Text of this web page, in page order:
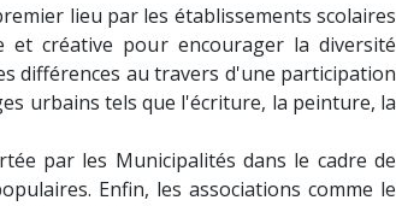
lieu par les établissements scolaires
et créative pour encourager la diversité
différences au travers d'une participation
urbains tels que l'écriture, la peinture, la
par les Municipalités dans le cadre de
Enfin, les associations comme le